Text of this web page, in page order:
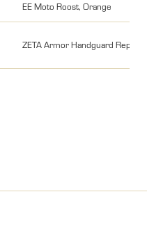
EE Moto Roost, Orange
ZETA Armor Handguard